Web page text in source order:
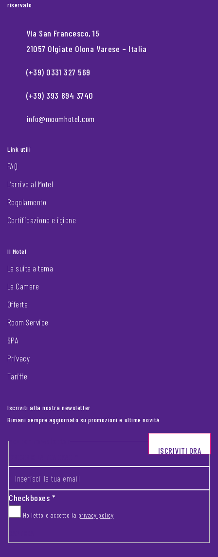
riservato.
Via San Francesco, 15
21057 Olgiate Olona Varese – Italia
(+39) 0331 327 569
(+39) 393 894 3740
info@moomhotel.com
Link utili
FAQ
L’arrivo al Motel
Regolamento
Certificazione e igiene
Il Motel
Le suite a tema
Le Camere
Offerte
Room Service
SPA
Privacy
Tariffe
Iscriviti alla nostra newsletter
Rimani sempre aggiornato su promozioni e ultime novità
Footer newsletter
Checkboxes*
Ho letto e accetto la privacy policy
ISCRIVITI ORA